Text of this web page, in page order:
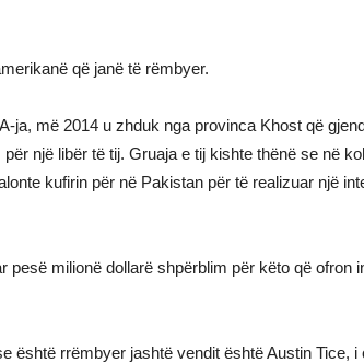
që janë të rëmbyer.
ja, më 2014 u zhduk nga provinca Khost që
një libër të tij. Gruaja e tij kishte thënë se në
kufirin për në Pakistan për të realizuar një
pesë milionë dollarë shpërblim për këto që ofron
është rrëmbyer jashtë vendit është Austin Tice, i